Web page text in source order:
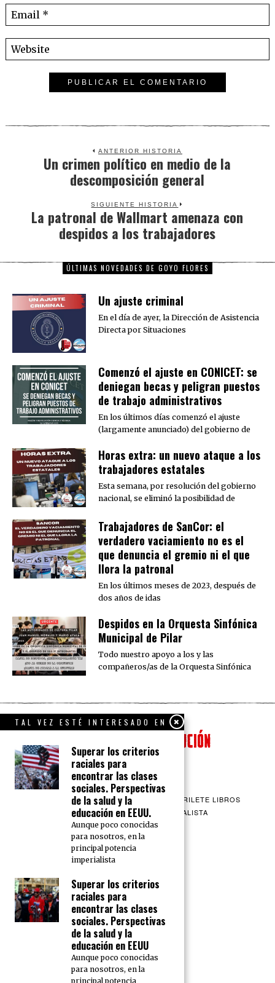
ANTERIOR HISTORIA
Previous
post:
Un crimen político en medio de la
descomposición general
SIGUIENTE HISTORIA
Next
post:
La patronal de Wallmart amenaza con
despidos a los trabajadores
ÚLTIMAS NOVEDADES DE GOYO FLORES
Un ajuste criminal
En el día de ayer, la Dirección de Asistencia
Directa por Situaciones
Comenzó el ajuste en CONICET: se
deniegan becas y peligran puestos
de trabajo administrativos
En los últimos días comenzó el ajuste
(largamente anunciado) del gobierno de
Horas extra: un nuevo ataque a los
trabajadores estatales
Esta semana, por resolución del gobierno
nacional, se eliminó la posibilidad de
Trabajadores de SanCor: el
verdadero vaciamiento no es el
que denuncia el gremio ni el que
llora la patronal
En los últimos meses de 2023, después de
dos años de idas
Despidos en la Orquesta Sinfónica
Municipal de Pilar
Todo nuestro apoyo a los y las
compañeros/as de la Orquesta Sinfónica
QUIENES SOMOS CONTACTO
BARRILETE LIBROS
CEICS
ENGLISH VÍA SOCIALISTA
TAL VEZ ESTÉ INTERESADO EN
Superar los criterios
raciales para
encontrar las clases
sociales. Perspectivas
de la salud y la
educación en EEUU.
Aunque poco conocidas
para nosotros, en la
principal potencia
imperialista
Superar los criterios
raciales para
encontrar las clases
sociales. Perspectivas
de la salud y la
educación en EEUU
Aunque poco conocidas
para nosotros, en la
principal potencia